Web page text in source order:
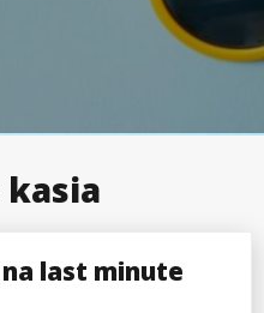
kasia
last minute